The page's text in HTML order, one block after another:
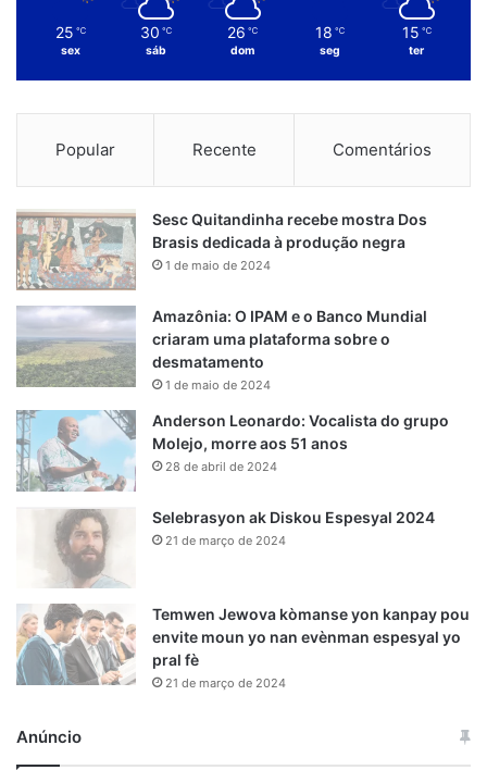
25 ℃
sex
30 ℃
sáb
26 ℃
dom
18 ℃
seg
15 ℃
ter
Popular Recente Comentários
Sesc Quitandinha recebe mostra Dos
Brasis dedicada à produção negra
1 de maio de 2024
Amazônia: O IPAM e o Banco Mundial
criaram uma plataforma sobre o
desmatamento
1 de maio de 2024
Anderson Leonardo: Vocalista do grupo
Molejo, morre aos 51 anos
28 de abril de 2024
Selebrasyon ak Diskou Espesyal 2024
21 de março de 2024
Temwen Jewova kòmanse yon kanpay pou
envite moun yo nan evènman espesyal yo
pral fè
21 de março de 2024
Anúncio